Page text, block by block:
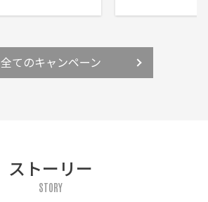
全てのキャンペーン
ストーリー
STORY